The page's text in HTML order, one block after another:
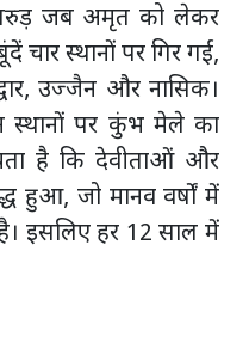
गरुड़ जब अमृत को लेकर
स्थानों पर गिर गईं,
उज्जैन और नासिक।
स्थानों पर कुंभ मेले का
है कि देवीताओं और
हुआ, जो मानव वर्षों में
इसलिए हर 12 साल में